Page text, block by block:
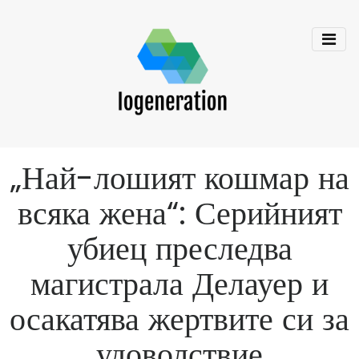
„Най-лошият кошмар на
всяка жена“: Серийният
убиец преследва
магистрала Делауер и
осакатява жертвите си за